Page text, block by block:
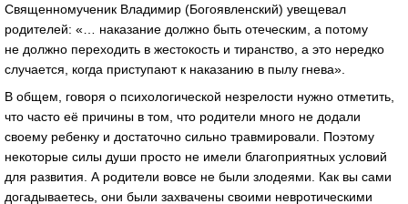
Священномученик Владимир (Богоявленский) увещевал
родителей: «… наказание должно быть отеческим, а потому
не должно переходить в жестокость и тиранство, а это нередко
случается, когда приступают к наказанию в пылу гнева».
В общем, говоря о психологической незрелости нужно отметить,
что часто её причины в том, что родители много не додали
своему ребенку и достаточно сильно травмировали. Поэтому
некоторые силы души просто не имели благоприятных условий
для развития. А родители вовсе не были злодеями. Как вы сами
догадываетесь, они были захвачены своими невротическими